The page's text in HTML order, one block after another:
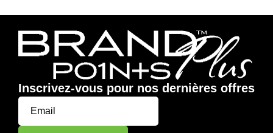
Inscrivez-vous pour nos dernières offres